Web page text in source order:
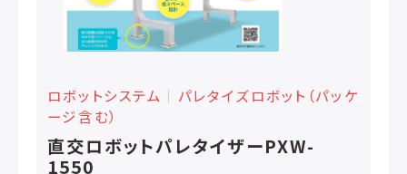
ロボットシステム │ パレタイズロボット（パッケ
ージ含む）
直交ロボットパレタイザーPXW-
1550